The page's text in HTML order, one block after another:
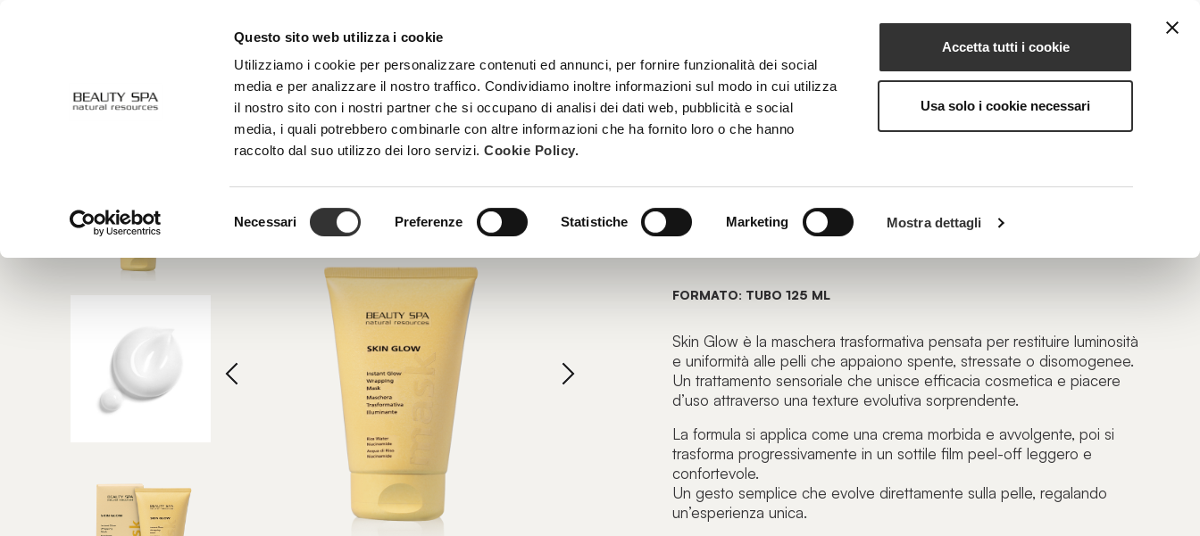
Questo sito web utilizza i cookie
Utilizziamo i cookie per personalizzare contenuti ed annunci, per fornire funzionalità dei social
media e per analizzare il nostro traffico. Condividiamo inoltre informazioni sul modo in cui utilizza
il nostro sito con i nostri partner che si occupano di analisi dei dati web, pubblicità e social
media, i quali potrebbero combinarle con altre informazioni che ha fornito loro o che hanno
raccolto dal suo utilizzo dei loro servizi.Cookie Policy.
del
Necessari Preferenze Statistiche Marketing Mostra dettagli
Accetta tutti i cookie
Usa solo i cookie necessari
CONTATTI
SKIN GLOW
FORMATO: TUBO 125 ML
Skin Glow è la maschera trasformativa pensata per restituire luminosità
e uniformità alle pelli che appaiono spente, stressate o disomogenee.
Un trattamento sensoriale che unisce efficacia cosmetica e piacere
d’uso attraverso una texture evolutiva sorprendente.
La formula si applica come una crema morbida e avvolgente, poi si
trasforma progressivamente in un sottile film peel-off leggero e
confortevole.
Un gesto semplice che evolve direttamente sulla pelle, regalando
un’esperienza unica.